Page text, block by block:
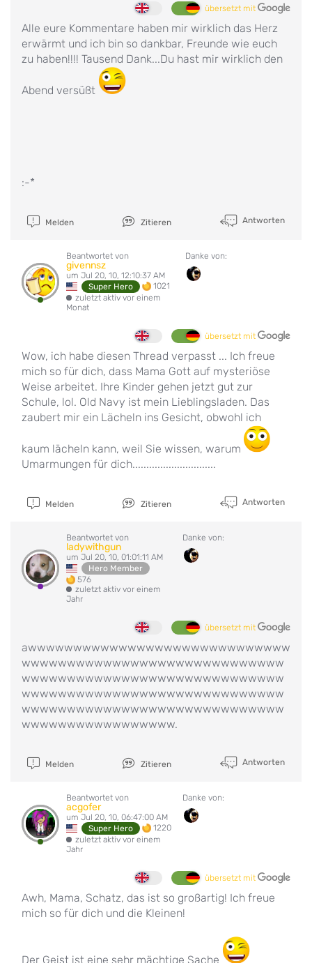
übersetzt mit
Alle eure Kommentare haben mir wirklich das Herz
erwärmt und ich bin so dankbar, Freunde wie euch
zu haben!!!! Tausend Dank...Du hast mir wirklich den
Abend versüßt
:-*
Melden Zitieren Antworten
Beantwortet von
givennsz
um Jul 20, 10, 12:10:37 AM
Super Hero
1021
zuletzt aktiv vor einem
Monat
Danke von:
übersetzt mit
Wow, ich habe diesen Thread verpasst ... Ich freue
mich so für dich, dass Mama Gott auf mysteriöse
Weise arbeitet. Ihre Kinder gehen jetzt gut zur
Schule, lol. Old Navy ist mein Lieblingsladen. Das
zaubert mir ein Lächeln ins Gesicht, obwohl ich
kaum lächeln kann, weil Sie wissen, warum
Umarmungen für dich..............................
Melden Zitieren Antworten
Beantwortet von
ladywithgun
um Jul 20, 10, 01:01:11 AM
Hero Member
576
zuletzt aktiv vor einem
Jahr
Danke von:
übersetzt mit
awwwwwwwwwwwwwwwwwwwwwwwwwwwww
wwwwwwwwwwwwwwwwwwwwwwwwwwwww
wwwwwwwwwwwwwwwwwwwwwwwwwwwww
wwwwwwwwwwwwwwwwwwwwwwwwwwwww
wwwwwwwwwwwwwwwwwwwwwwwwwwwww
wwwwwwwwwwwwwwwww.
Melden Zitieren Antworten
Beantwortet von
acgofer
um Jul 20, 10, 06:47:00 AM
Super Hero
1220
zuletzt aktiv vor einem
Jahr
Danke von:
übersetzt mit
Awh, Mama, Schatz, das ist so großartig! Ich freue
mich so für dich und die Kleinen!
Der Geist ist eine sehr mächtige Sache